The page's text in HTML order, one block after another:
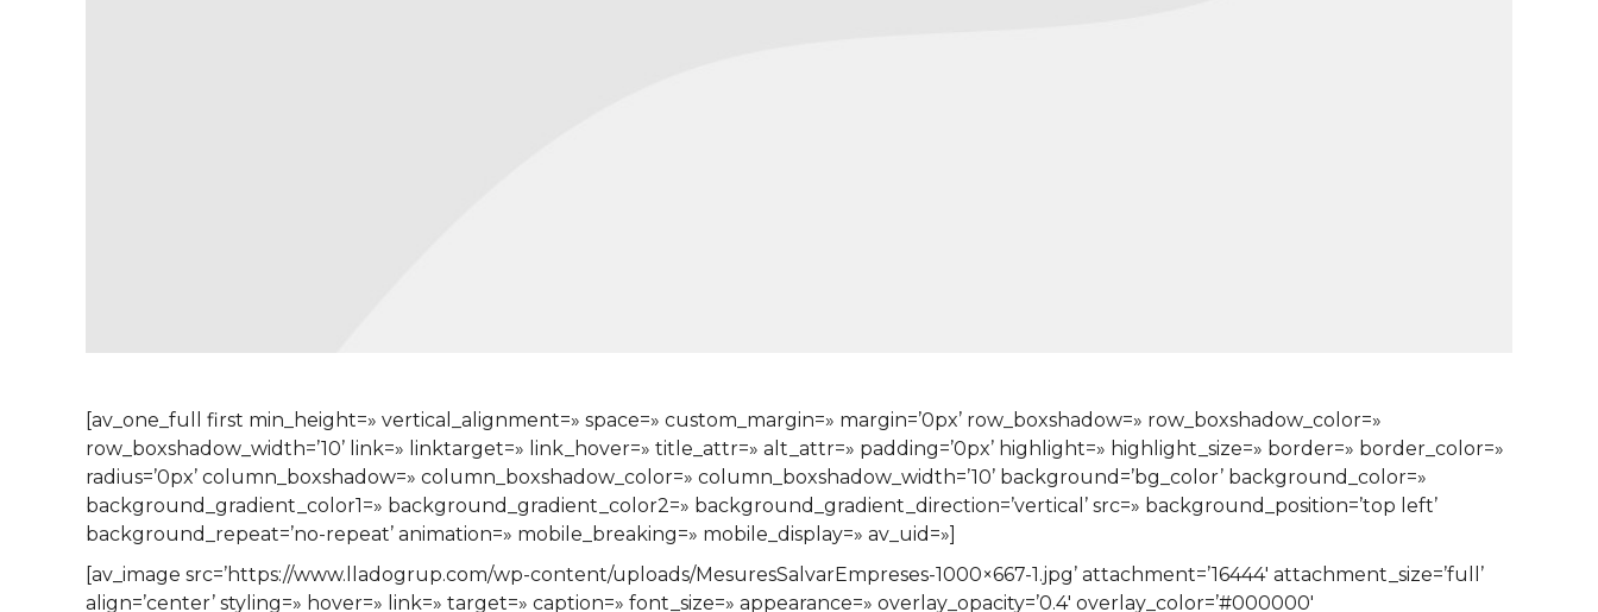
[av_one_full first min_height=» vertical_alignment=» space=» custom_margin=» margin=’0px’ row_boxshadow=» row_boxshadow_color=»
row_boxshadow_width=’10’ link=» linktarget=» link_hover=» title_attr=» alt_attr=» padding=’0px’ highlight=» highlight_size=» border=» border_color=»
radius=’0px’ column_boxshadow=» column_boxshadow_color=» column_boxshadow_width=’10’ background=’bg_color’ background_color=»
background_gradient_color1=» background_gradient_color2=» background_gradient_direction=’vertical’ src=» background_position=’top left’
background_repeat=’no-repeat’ animation=» mobile_breaking=» mobile_display=» av_uid=»]
[av_image src=’https://www.lladogrup.com/wp-content/uploads/MesuresSalvarEmpreses-1000×667-1.jpg’ attachment=’16444′ attachment_size=’full’
align=’center’ styling=» hover=» link=» target=» caption=» font_size=» appearance=» overlay_opacity=’0.4′ overlay_color=’#000000′